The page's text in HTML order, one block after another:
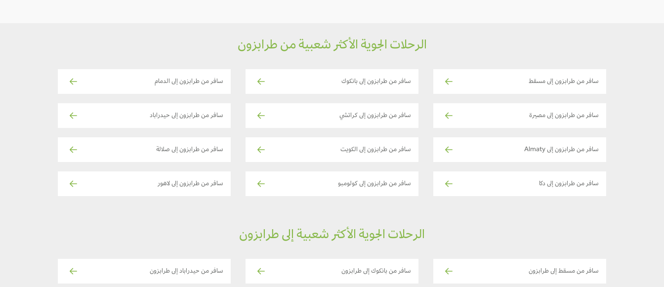
الرحلات الجوية الأكثر شعبية من طرابزون
سافر من طرابزون إلى مسقط سافر من طرابزون إلى بانكوك سافر من طرابزون إلى الدمام
سافر من طرابزون إلى مصيرة سافر من طرابزون إلى كراتشي سافر من طرابزون إلى حيدراباد
سافر من طرابزون إلى Almaty سافر من طرابزون إلى الكويت سافر من طرابزون إلى صلالة
سافر من طرابزون إلى دكا سافر من طرابزون إلى كولومبو سافر من طرابزون إلى لاهور
الرحلات الجوية الأكثر شعبية إلى طرابزون
سافر من مسقط إلى طرابزون سافر من بانكوك إلى طرابزون سافر من حيدراباد إلى طرابزون